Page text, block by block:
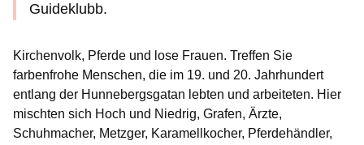
Guideklubb.
Kirchenvolk, Pferde und lose Frauen. Treffen Sie
farbenfrohe Menschen, die im 19. und 20. Jahrhundert
entlang der Hunnebergsgatan lebten und arbeiteten. Hier
mischten sich Hoch und Niedrig, Grafen, Ärzte,
Schuhmacher, Metzger, Karamellkocher, Pferdehändler,